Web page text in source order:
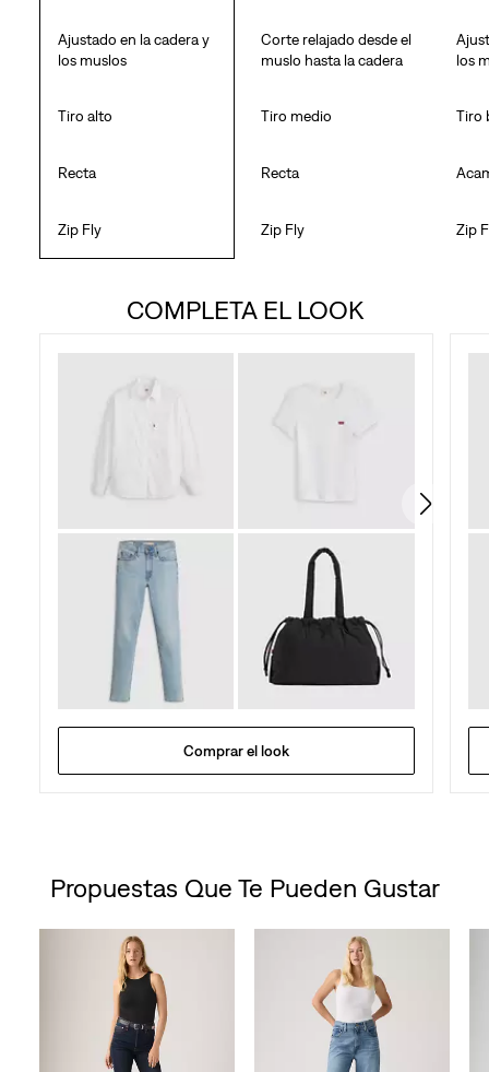
Ajustado en la cadera y
los muslos
Corte relajado desde el
muslo hasta la cadera
los
Tiro alto Tiro medio Tiro
Recta Recta
Zip Fly Zip Fly Zip
COMPLETA EL LOOK
Comprar el look
Propuestas Que Te Pueden Gustar